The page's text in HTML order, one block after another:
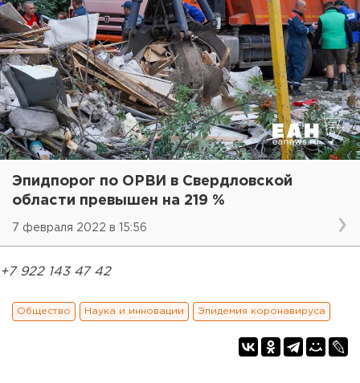
Эпидпорог по ОРВИ в Свердловской
области превышен на 219 %
7 февраля 2022 в 15:56
+7 922 143 47 42
Общество Наука и инновации Эпидемия коронавируса